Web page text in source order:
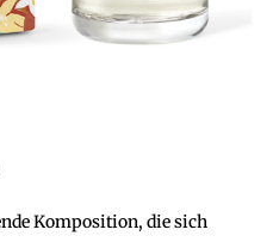
Komposition, die sich